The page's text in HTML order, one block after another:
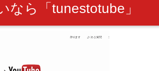
なら「tunestotube」